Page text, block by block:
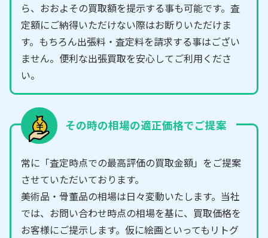
ら、おおよその買取額を提示する事も可能です。査
定額にご納得いただけない際はお断りいただけま
す。もちろん出張料・査定料を請求する事はござい
ません。便利な出張買取を安心してご利用くださ
い。
その時の相場の適正価格でご提案
常に「査定時点での最高評価の買取金額」をご提案
させていただいております。
美術品・骨董品の相場は日々変動いたします。当社
では、お問い合わせ時点の相場を基に、買取価格を
お客様にご提示します。仮に絵画といってもリトグ